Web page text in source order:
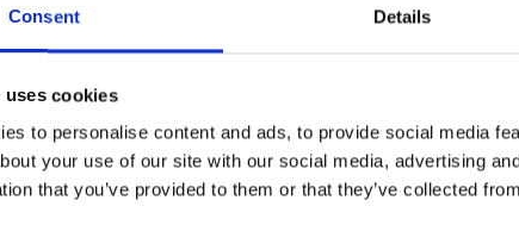
Consent Details
uses cookies
to personalise content and ads, to provide social media
your use of our site with our social media, advertising
that you’ve provided to them or that they’ve collected
vendita. Sarai in prima linea
nella nostra crescita: costruirai
Spagna e Portogallo.
Unisciti al nostro team